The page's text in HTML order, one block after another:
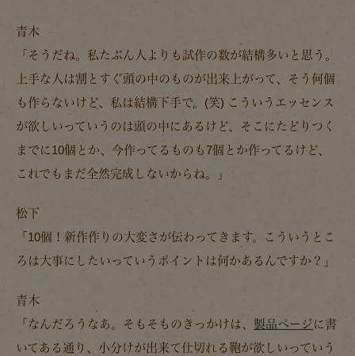
青木
「そうだね。私たぶん人よりも試作の数が結構多いと思う。
上手な人は割とすぐ頭の中のものが出来上がって、そう何個
も作らないけど、私は結構下手で。(笑) こういうエッセンス
が欲しいっていうのは頭の中にあるけど、そこにたどりつく
までに10個とか、今作ってるものも7個とか作ってるけど、
これでもまだ全然完成しないからね。」
松下
「10個！新作作りの大変さが伝わってきます。こういうとこ
ろは大事にしたいっていうポイントは何かあるんですか？」
青木
「なんだろうなあ。そもそものきっかけは、 製品ページに書
いてある通り、小分けが出来て仕切れる鞄が欲しいっていう